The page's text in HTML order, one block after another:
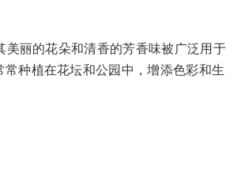
美丽的花朵和清香的芳香味被广泛用于
常种植在花坛和公园中，增添色彩和生